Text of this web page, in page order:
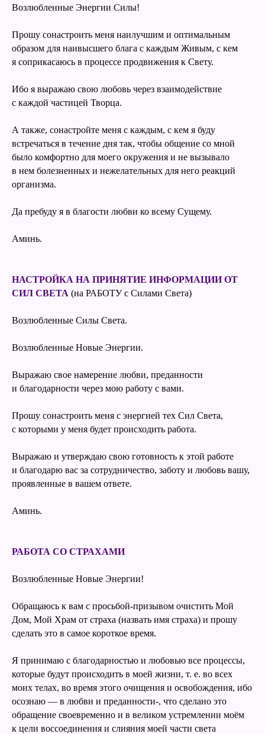
Возлюбленные Энергии Силы!
Прошу сонастроить меня наилучшим и оптимальным
образом для наивысшего блага с каждым Живым, с кем
я соприкасаюсь в процессе продвижения к Свету.
Ибо я выражаю свою любовь через взаимодействие
с каждой частицей Творца.
А также, сонастройте меня с каждым, с кем я буду
встречаться в течение дня так, чтобы общение со мной
было комфортно для моего окружения и не вызывало
в нем болезненных и нежелательных для него реакций
организма.
Да пребуду я в благости любви ко всему Сущему.
Аминь.
НАСТРОЙКА НА ПРИНЯТИЕ ИНФОРМАЦИИ ОТ
СИЛ СВЕТА (на РАБОТУ с Силами Света)
Возлюбленные Силы Света.
Возлюбленные Новые Энергии.
Выражаю свое намерение любви, преданности
и благодарности через мою работу с вами.
Прошу сонастроить меня с энергией тех Сил Света,
с которыми у меня будет происходить работа.
Выражаю и утверждаю свою готовность к этой работе
и благодарю вас за сотрудничество, заботу и любовь вашу,
проявленные в вашем ответе.
Аминь.
РАБОТА СО СТРАХАМИ
Возлюбленные Новые Энергии!
Обращаюсь к вам с просьбой-призывом очистить Мой
Дом, Мой Храм от страха (назвать имя страха) и прошу
сделать это в самое короткое время.
Я принимаю с благодарностью и любовью все процессы,
которые будут происходить в моей жизни, т. е. во всех
моих телах, во время этого очищения и освобождения, ибо
осознаю — в любви и преданности-, что сделано это
обращение своевременно и в великом устремлении моём
к цели воссоединения и слияния моей части света